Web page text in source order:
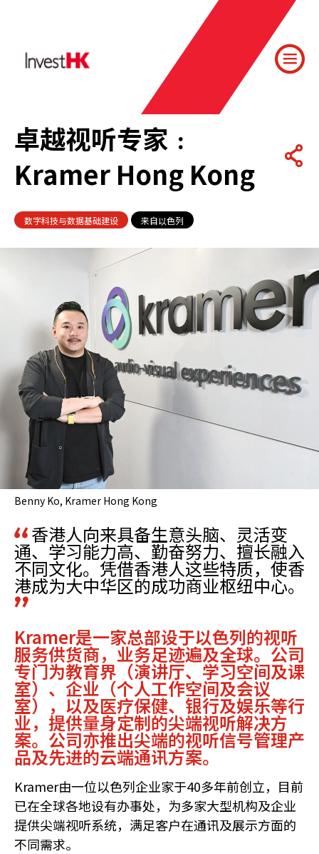
卓越视听专家﹕
Kramer Hong Kong
数字科技与数据基础建设 来自以色列
Benny Ko, Kramer Hong Kong
香港人向来具备生意头脑、灵活变
通、学习能力高、勤奋努力、擅长融入
不同文化。凭借香港人这些特质，使香
港成为大中华区的成功商业枢纽中心。
Kramer是一家总部设于以色列的视听
服务供货商，业务足迹遍及全球。公司
专门为教育界（演讲厅、学习空间及课
室）、企业（个人工作空间及会议
室），以及医疗保健、银行及娱乐等行
业，提供量身定制的尖端视听解决方
案。公司亦推出尖端的视听信号管理产
品及先进的云端通讯方案。
Kramer由一位以色列企业家于40多年前创立，目前
已在全球各地设有办事处，为多家大型机构及企业
提供尖端视听系统，满足客户在通讯及展示方面的
不同需求。